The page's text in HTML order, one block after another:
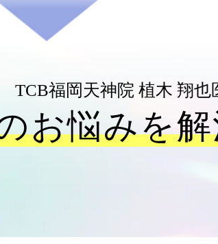
TCB福岡天神院 植木 翔也
お悩みを